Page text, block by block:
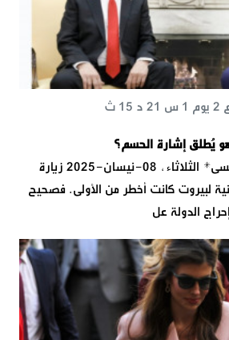
يُطلق إشارة الحسم؟
*الجمعورية: طوني عيسى* الثلاثاء, 08-نيسان-2025 زيارة
لبيروت كانت أخطر من الأولى. فصحيح
الدولة عل